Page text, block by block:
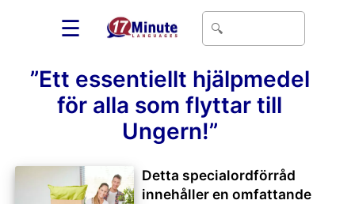
☰
”Ett essentiellt hjälpmedel
för alla som flyttar till
Ungern!”
Detta specialordförråd
innehåller en omfattande